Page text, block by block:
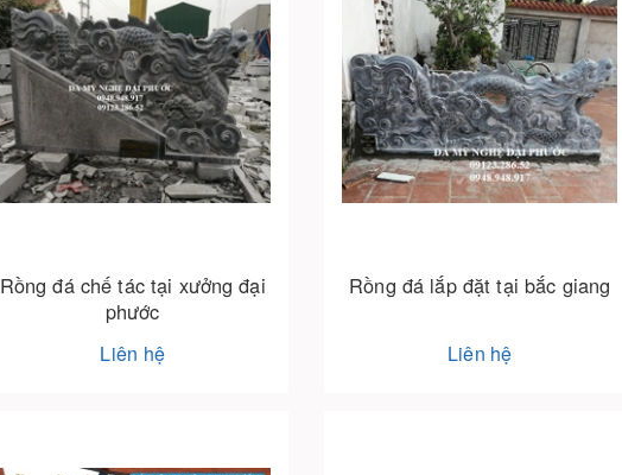
Rồng đá chế tác tại xưởng đại
phước
Liên hệ
Rồng đá lắp đặt tại bắc giang
Liên hệ